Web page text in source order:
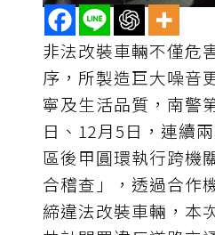
非法改裝車輛不僅危
序，所製造巨大噪音
寧及生活品質，南警
日、12月5日，連續
區後甲圓環執行跨機
合稽查」，透過合作
締違法改裝車輛，本